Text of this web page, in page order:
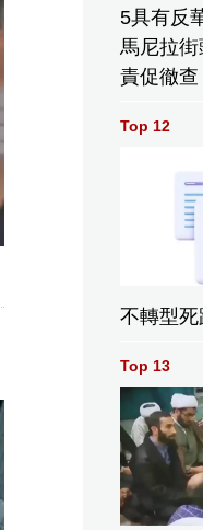
5具有反
馬尼拉
責促徹查
Top 12
不轉型死
Top 13